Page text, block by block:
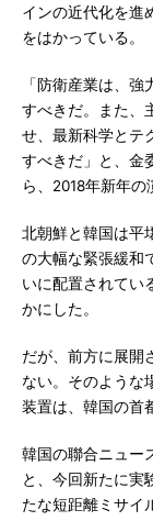
インの近代化を進
をはかっている。
「防衛産業は、
すべきだ。また、
せ、最新科学とテ
すべきだ」と、金
ら、2018年新年の
北朝鮮と韓国は平
の大幅な緊張緩和
いに配置されてい
かにした。
だが、前方に展開
ない。そのような
装置は、韓国の首
韓国の聯合ニュー
と、今回新たに実
たな短距離ミサイ